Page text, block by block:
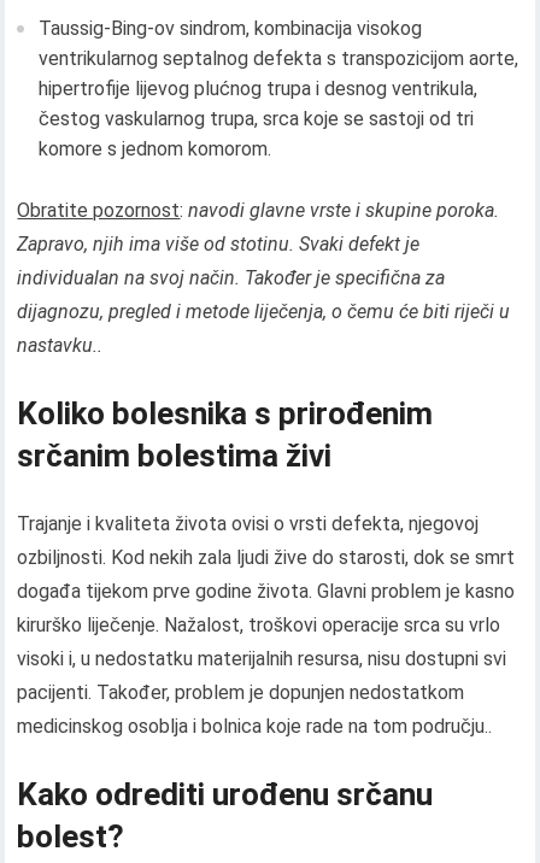
Taussig-Bing-ov sindrom, kombinacija visokog
ventrikularnog septalnog defekta s transpozicijom aorte,
hipertrofije lijevog plućnog trupa i desnog ventrikula,
čestog vaskularnog trupa, srca koje se sastoji od tri
komore s jednom komorom.
Obratite pozornost: navodi glavne vrste i skupine poroka.
Zapravo, njih ima više od stotinu. Svaki defekt je
individualan na svoj način. Također je specifična za
dijagnozu, pregled i metode liječenja, o čemu će biti riječi u
nastavku..
Koliko bolesnika s prirođenim
srčanim bolestima živi
Trajanje i kvaliteta života ovisi o vrsti defekta, njegovoj
ozbiljnosti. Kod nekih zala ljudi žive do starosti, dok se smrt
događa tijekom prve godine života. Glavni problem je kasno
kirurško liječenje. Nažalost, troškovi operacije srca su vrlo
visoki i, u nedostatku materijalnih resursa, nisu dostupni svi
pacijenti. Također, problem je dopunjen nedostatkom
medicinskog osoblja i bolnica koje rade na tom području..
Kako odrediti urođenu srčanu
bolest?